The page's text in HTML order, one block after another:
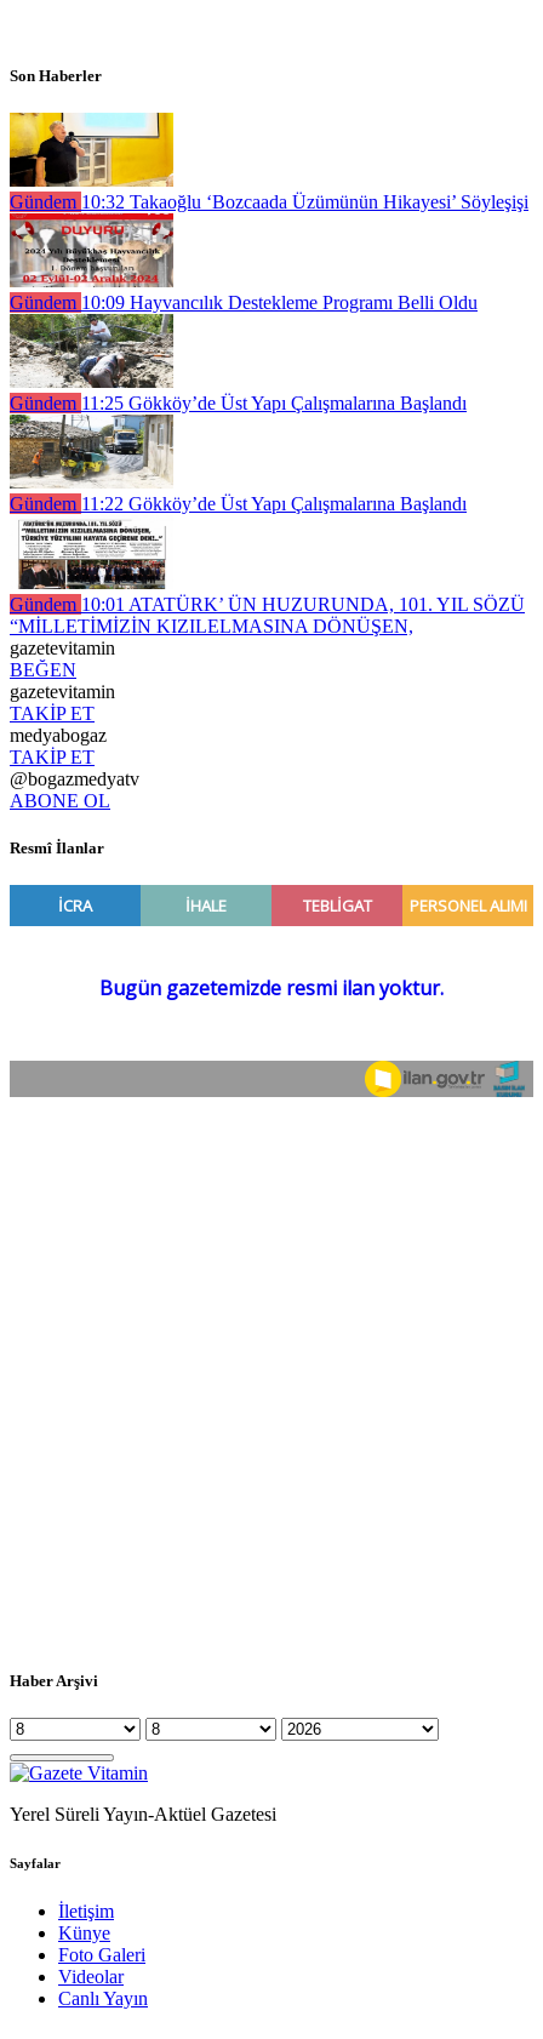
Son Haberler
Gündem 10:32 Takaoğlu ‘Bozcaada Üzümünün Hikayesi’ Söyleşişi
Gündem 10:09 Hayvancılık Destekleme Programı Belli Oldu
Gündem 11:25 Gökköy’de Üst Yapı Çalışmalarına Başlandı
Gündem 11:22 Gökköy’de Üst Yapı Çalışmalarına Başlandı
Gündem 10:01 ATATÜRK’ ÜN HUZURUNDA, 101. YIL SÖZÜ
“MİLLETİMİZİN KIZILELMASINA DÖNÜŞEN,
gazetevitamin
BEĞEN
gazetevitamin
TAKİP ET
medyabogaz
TAKİP ET
@bogazmedyatv
ABONE OL
Resmî İlanlar
Haber Arşivi
Yerel Süreli Yayın-Aktüel Gazetesi
Sayfalar
İletişim
Künye
Foto Galeri
Videolar
Canlı Yayın